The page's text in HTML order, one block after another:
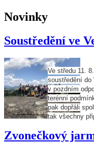
Novinky
Soustředění ve
Ve středu 11.
soustředění
v pozdním
terénní
pak dopřáli
tak všechny
Zvonečkový